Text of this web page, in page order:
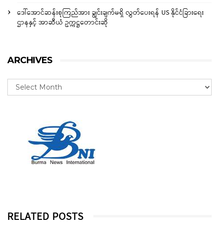
ဒေါ်အောင်ဆန်းစုကြည်အား ချွင်းချက်မရှိ လွှတ်ပေးရန် US နိုင်ငံခြားရေး
ဌာနနှင့် အာဆီယံ ဥက္ကဋ္ဌတောင်းဆို
ARCHIVES
RELATED POSTS